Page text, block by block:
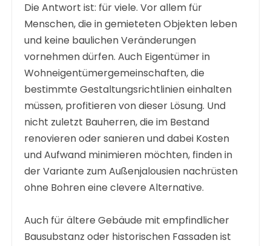
Die Antwort ist: für viele. Vor allem für
Menschen, die in gemieteten Objekten leben
und keine baulichen Veränderungen
vornehmen dürfen. Auch Eigentümer in
Wohneigentümergemeinschaften, die
bestimmte Gestaltungsrichtlinien einhalten
müssen, profitieren von dieser Lösung. Und
nicht zuletzt Bauherren, die im Bestand
renovieren oder sanieren und dabei Kosten
und Aufwand minimieren möchten, finden in
der Variante zumAußenjalousien nachrüsten
ohne Bohreneine clevere Alternative.
Auch für ältere Gebäude mit empfindlicher
Bausubstanz oder historischen Fassaden ist